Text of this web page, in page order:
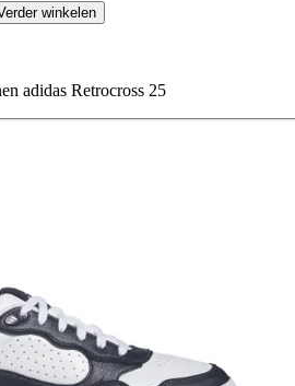
winkelen
adidas Retrocross 25